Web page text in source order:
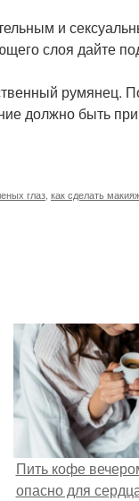
и
слоя дайте
румянец.
должно быть
глаз как сделать
Пить кофе
опасно для